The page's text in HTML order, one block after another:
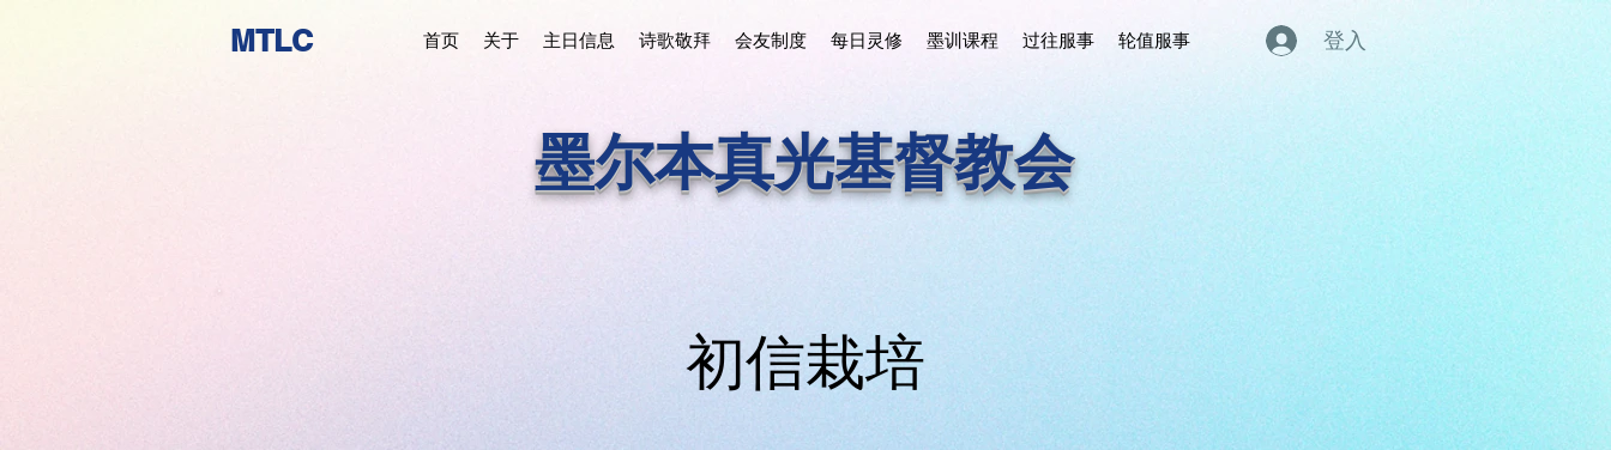
首页 关于 主日信息 诗歌敬拜 会友制度 每日灵修 墨训课程 过往服事 轮值服事
MTLC 登入
墨尔本真光基督教会
​初信栽培